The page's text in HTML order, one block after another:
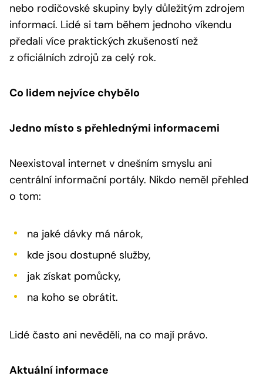
nebo rodičovské skupiny byly důležitým zdrojem
informací. Lidé si tam během jednoho víkendu
předali více praktických zkušeností než
z oficiálních zdrojů za celý rok.
Co lidem nejvíce chybělo
Jedno místo s přehlednými informacemi
Neexistoval internet v dnešním smyslu ani
centrální informační portály. Nikdo neměl přehled
o tom:
na jaké dávky má nárok,
kde jsou dostupné služby,
jak získat pomůcky,
na koho se obrátit.
Lidé často ani nevěděli, na co mají právo.
Aktuální informace